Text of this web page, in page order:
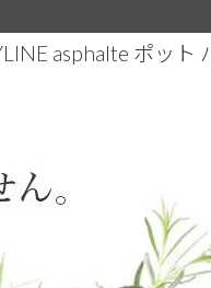
asphalte ポット